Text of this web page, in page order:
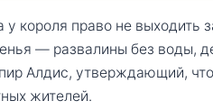
у короля право не выходить
— развалины без воды,
Алдис, утверждающий,
жителей.